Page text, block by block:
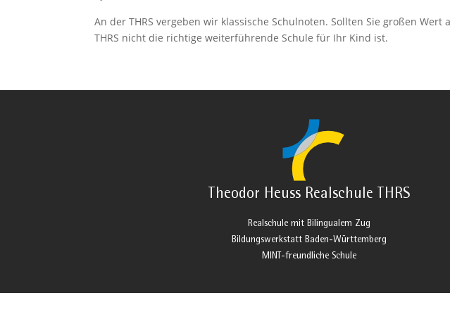
An der THRS vergeben wir klassische Schulnoten. Sollten Sie großen
THRS nicht die richtige weiterführende Schule für Ihr Kind ist.
Theodor Heuss Realschule THRS
Realschule mit Bilingualem Zug
Bildungswerkstatt Baden-Württemberg
MINT-freundliche Schule